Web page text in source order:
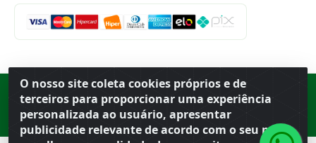
O nosso site coleta cookies próprios e de
terceiros para proporcionar uma experiência
personalizada ao usuário, apresentar
publicidade relevante de acordo com o seu perfil
Rod. SP-215, s/n, km 98 — Área Rural Porto Ferreira ·BR
· CEP
· CNPJ 56.679.863/0001-91
© 2026 Atacado Ideal